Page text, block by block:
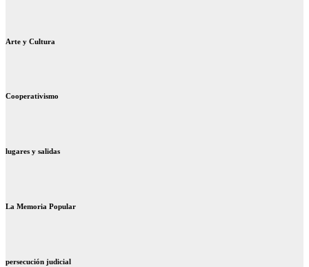
Arte y Cultura
Cooperativismo
lugares y salidas
La Memoria Popular
persecución judicial